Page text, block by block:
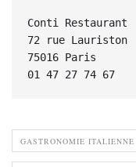
Conti Restaurant
72 rue Lauriston
75016 Paris
01 47 27 74 67
GASTRONOMIE ITALIENNE